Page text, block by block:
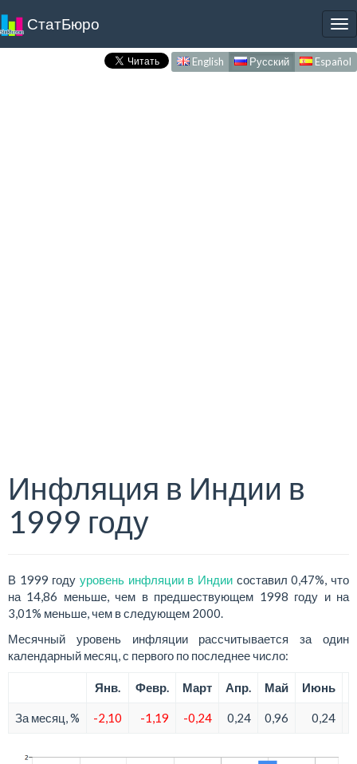
СтатБюро
English Русский Español
Инфляция в Индии в
1999 году
В 1999 году уровень инфляции в Индии составил 0,47%, что
на 14,86 меньше, чем в предшествующем 1998 году и на
3,01% меньше, чем в следующем 2000.
Месячный уровень инфляции рассчитывается за один
календарный месяц, с первого по последнее число:
Янв. Февр. Март Апр. Май Июнь
За месяц, % -2,10 -1,19 -0,24 0,24 0,96 0,24